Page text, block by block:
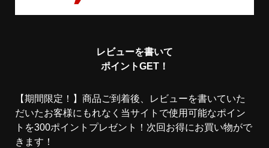
レビューを書いて
ポイントGET！
【期間限定！】 商品ご到着後、 レビューを書いていた
だいたお客様にもれなく当サイトで使用可能なポイン
トを300ポイント プレゼント！次回お得にお買い物がで
きます！